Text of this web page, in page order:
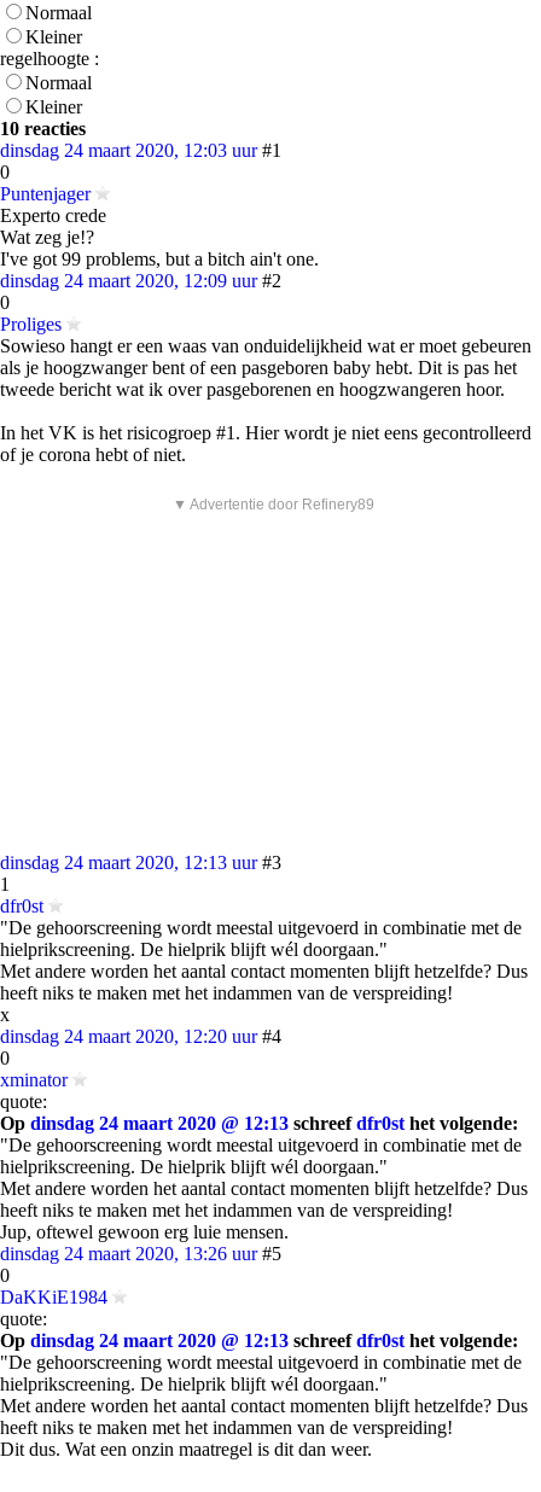
Normaal
Kleiner
regelhoogte :
Normaal
Kleiner
10 reacties
dinsdag 24 maart 2020, 12:03 uur #1
0
Puntenjager
Experto crede
Wat zeg je!?
I've got 99 problems, but a bitch ain't one.
dinsdag 24 maart 2020, 12:09 uur #2
0
Proliges
Sowieso hangt er een waas van onduidelijkheid wat er moet gebeuren
als je hoogzwanger bent of een pasgeboren baby hebt. Dit is pas het
tweede bericht wat ik over pasgeborenen en hoogzwangeren hoor.
In het VK is het risicogroep #1. Hier wordt je niet eens gecontrolleerd
of je corona hebt of niet.
▼ Advertentie door Refinery89
dinsdag 24 maart 2020, 12:13 uur #3
1
dfr0st
"De gehoorscreening wordt meestal uitgevoerd in combinatie met de
hielprikscreening. De hielprik blijft wél doorgaan."
Met andere worden het aantal contact momenten blijft hetzelfde? Dus
heeft niks te maken met het indammen van de verspreiding!
x
dinsdag 24 maart 2020, 12:20 uur #4
0
xminator
quote:
Op dinsdag 24 maart 2020 @ 12:13 schreefdfr0st het volgende:
"De gehoorscreening wordt meestal uitgevoerd in combinatie met de
hielprikscreening. De hielprik blijft wél doorgaan."
Met andere worden het aantal contact momenten blijft hetzelfde? Dus
heeft niks te maken met het indammen van de verspreiding!
Jup, oftewel gewoon erg luie mensen.
dinsdag 24 maart 2020, 13:26 uur #5
0
DaKKiE1984
quote:
Op dinsdag 24 maart 2020 @ 12:13 schreefdfr0st het volgende:
"De gehoorscreening wordt meestal uitgevoerd in combinatie met de
hielprikscreening. De hielprik blijft wél doorgaan."
Met andere worden het aantal contact momenten blijft hetzelfde? Dus
heeft niks te maken met het indammen van de verspreiding!
Dit dus. Wat een onzin maatregel is dit dan weer.